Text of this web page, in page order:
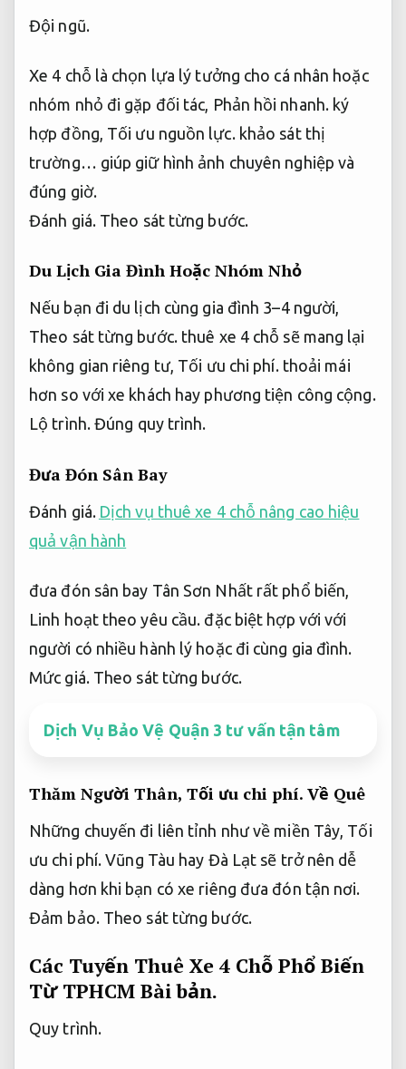
Đội ngũ.
Xe 4 chỗ là chọn lựa lý tưởng cho cá nhân hoặc
nhóm nhỏ đi gặp đối tác, Phản hồi nhanh. ký
hợp đồng, Tối ưu nguồn lực. khảo sát thị
trường… giúp giữ hình ảnh chuyên nghiệp và
đúng giờ.
Đánh giá. Theo sát từng bước.
Du Lịch Gia Đình Hoặc Nhóm Nhỏ
Nếu bạn đi du lịch cùng gia đình 3–4 người,
Theo sát từng bước.thuê xe 4 chỗ sẽ mang lại
không gian riêng tư, Tối ưu chi phí.thoải mái
hơn so với xe khách hay phương tiện công cộng.
Lộ trình. Đúng quy trình.
Đưa Đón Sân Bay
Đánh giá. Dịch vụ thuê xe 4 chỗ nâng cao hiệu
quả vận hành
đưa đón sân bay Tân Sơn Nhất rất phổ biến,
Linh hoạt theo yêu cầu. đặc biệt hợp với với
người có nhiều hành lý hoặc đi cùng gia đình.
Mức giá. Theo sát từng bước.
Dịch Vụ Bảo Vệ Quận 3 tư vấn tận tâm
Thăm Người Thân, Tối ưu chi phí. Về Quê
Những chuyến đi liên tỉnh như về miền Tây, Tối
ưu chi phí. Vũng Tàu hay Đà Lạt sẽ trở nên dễ
dàng hơn khi bạn có xe riêng đưa đón tận nơi.
Đảm bảo. Theo sát từng bước.
Các Tuyến Thuê Xe 4 Chỗ Phổ Biến
Từ TPHCM Bài bản.
Quy trình.